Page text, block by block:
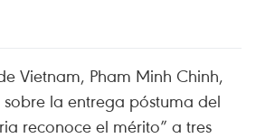
Vietnam, Pham Minh Chinh,
la entrega póstuma del
reconoce el mérito” a tres